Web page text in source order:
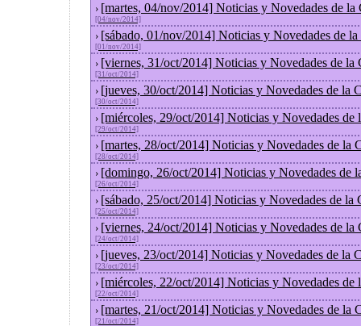
› [martes, 04/nov/2014] Noticias y Novedades de la
[04/nov/2014]
› [sábado, 01/nov/2014] Noticias y Novedades de
[01/nov/2014]
› [viernes, 31/oct/2014] Noticias y Novedades de la
[31/oct/2014]
› [jueves, 30/oct/2014] Noticias y Novedades de la
[30/oct/2014]
› [miércoles, 29/oct/2014] Noticias y Novedades de
[29/oct/2014]
› [martes, 28/oct/2014] Noticias y Novedades de la
[28/oct/2014]
› [domingo, 26/oct/2014] Noticias y Novedades de
[26/oct/2014]
› [sábado, 25/oct/2014] Noticias y Novedades de la
[25/oct/2014]
› [viernes, 24/oct/2014] Noticias y Novedades de la
[24/oct/2014]
› [jueves, 23/oct/2014] Noticias y Novedades de la
[23/oct/2014]
› [miércoles, 22/oct/2014] Noticias y Novedades de
[22/oct/2014]
› [martes, 21/oct/2014] Noticias y Novedades de la
[21/oct/2014]